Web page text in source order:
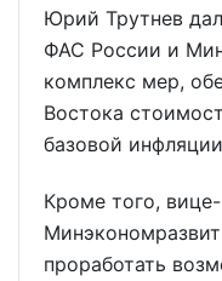
Юрий Трутнев
ФАС России и
комплекс мер,
Востока
базовой
Кроме того,
проработать